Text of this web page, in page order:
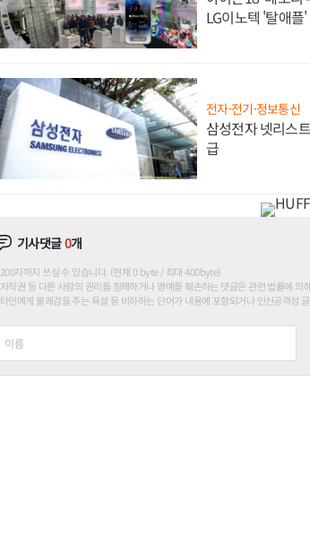
LG이노텍 '탈애플
전자·전기·정보통신
삼성전자 넷리스
급
기사댓글0개
200자까지 쓰실 수 있습니다. (현재 0 byte / 최대 400byte)
저작권 등 다른 사람의 권리를 침해하거나 명예를 훼손하는 댓글은 관련 법률에 의
타인에게 불쾌감을 주는 욕설 등 비하하는 단어가 내용에 포함되거나 인신공격성